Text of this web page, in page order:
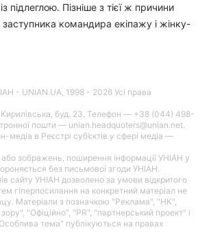
підлеглою. Пізніше з тієї ж причини
командира екіпажу і жінку-
- UNIAN.UA, 1998 - 2026 Усі права
буд. 23. Телефон — +38 (044) 498-
пошти — unian.headquoters@unian.net.
медіа в Реєстрі суб’єктів у сфері медіа —
або зображень, поширення інформації УНІАН у
без письмової згоди УНІАН.
сайту УНІАН дозволено за умови відкритого
гіперпосилання на конкретний матеріал не
Матеріали з позначкою "Реклама", "НК",
"Офіційно", "PR", "партнерський проект" і
тема" публікуються на правах